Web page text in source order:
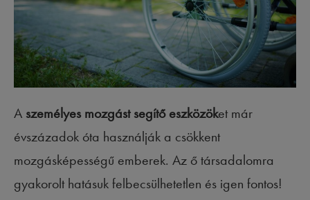
A személyes mozgást segítő eszközöket már
évszázadok óta használják a csökkent
mozgásképességű emberek. Az ő társadalomra
gyakorolt hatásuk felbecsülhetetlen és igen fontos!